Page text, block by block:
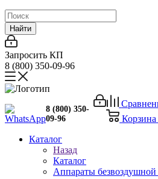
Найти
Запросить КП
8 (800) 350-09-96
Корзина
8 (800) 350-
09-96
Каталог
Назад
Каталог
Аппараты безвоздушной